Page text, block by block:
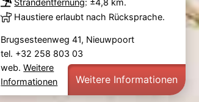
Strandentfernung: ±4,8 km.
Haustiere erlaubt nach Rücksprache.
Brugsesteenweg 41, Nieuwpoort
tel. +32 258 803 03
web.Weitere
Informationen
Weitere Informationen